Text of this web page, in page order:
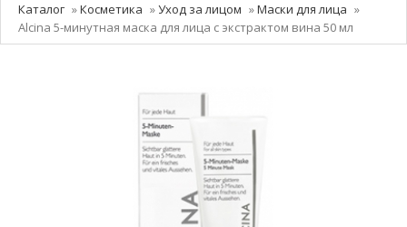
Косметика
Каталог »Косметика »Уход за лицом »Маски для лица »
Alcina 5-минутная маска для лица с экстрактом вина 50 мл